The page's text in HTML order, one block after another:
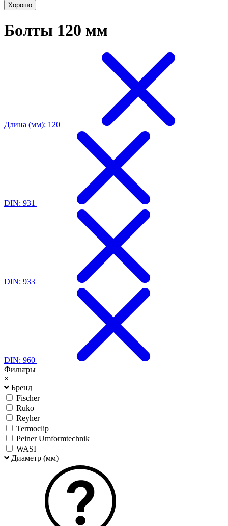
Хорошо
Болты 120 мм
Длина (мм): 120
DIN: 931
DIN: 933
DIN: 960
Фильтры
×
Бренд
Fischer
Ruko
Reyher
Termoclip
Peiner Umformtechnik
WASI
Диаметр (мм)